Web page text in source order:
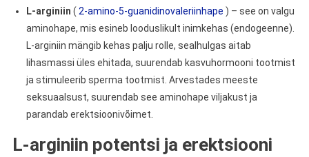
L-arginiin ( 2-amino-5-guanidinovaleriinhape ) – see on valgu
aminohape, mis esineb looduslikult inimkehas (endogeenne).
L-arginiin mängib kehas palju rolle, sealhulgas aitab
lihasmassi üles ehitada, suurendab kasvuhormooni tootmist
ja stimuleerib sperma tootmist. Arvestades meeste
seksuaalsust, suurendab see aminohape viljakust ja
parandab erektsioonivõimet.
L-arginiin potentsi ja erektsiooni